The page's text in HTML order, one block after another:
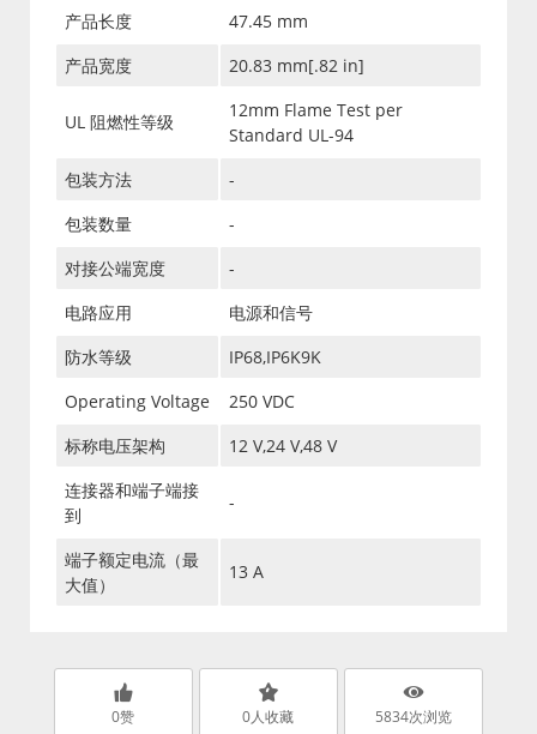
产品长度
47.45 mm
产品宽度
20.83 mm[.82 in]
UL 阻燃性等级
12mm Flame Test per
Standard UL-94
包装方法
-
包装数量
-
对接公端宽度
-
电路应用
电源和信号
防水等级
IP68,IP6K9K
Operating Voltage
250 VDC
标称电压架构
12 V,24 V,48 V
连接器和端子端接
到
-
端子额定电流（最
大值）
13 A
0赞 0人收藏 5834次浏览